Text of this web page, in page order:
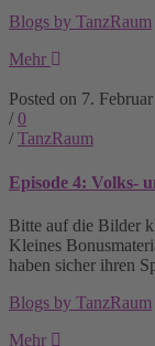
Blogs by TanzRaum
Mehr
Posted on 7. Februar
/ 0
/ TanzRaum
Episode 4: Volks-
Bitte auf die Bilder
Kleines
haben sicher ihren
Blogs by TanzRaum
Mehr